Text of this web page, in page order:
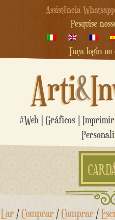
Assistência
Pesquise
Faça login ou
Arti&
#Web | Gráficos |
Ir
para
Lar/Comprar/Comprar/